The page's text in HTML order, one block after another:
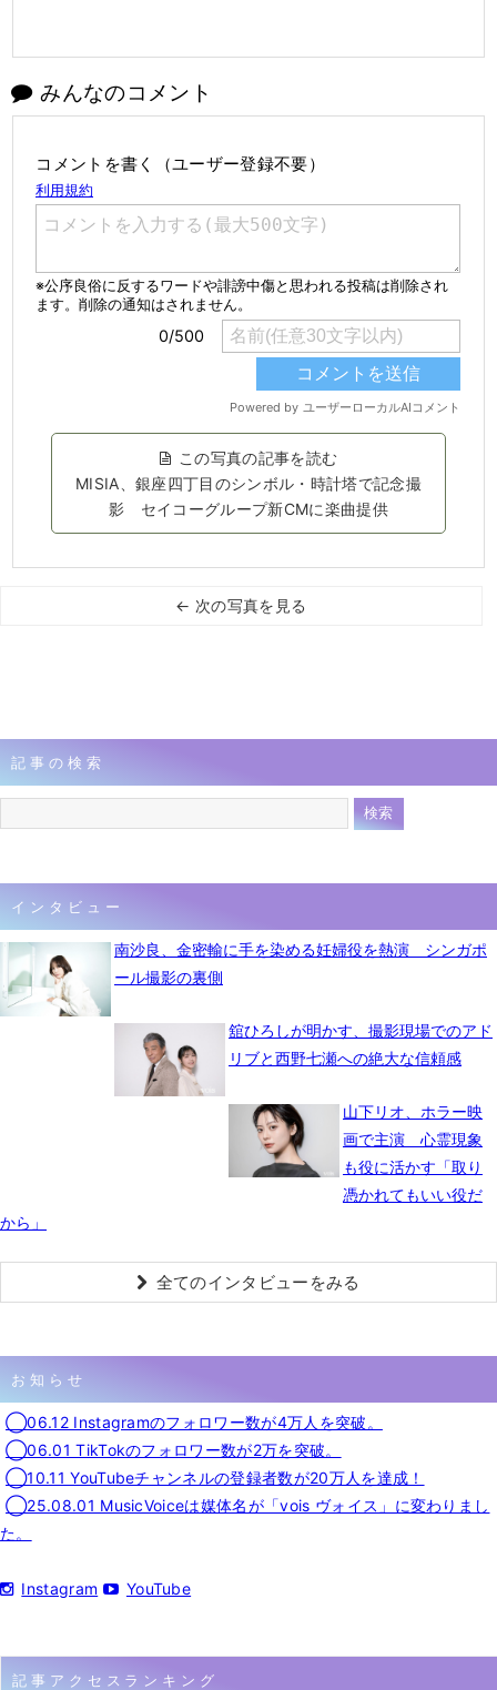
みんなのコメント
コメントを書く（ユーザー登録不要）
この写真の記事を読む
MISIA、銀座四丁目のシンボル・時計塔で記念撮
影 セイコーグループ新CMに楽曲提供
← 次の写真を見る
記事の検索
インタビュー
南沙良、金密輸に手を染める妊婦役を熱演 シンガポ
ール撮影の裏側
舘ひろしが明かす、撮影現場でのアド
リブと西野七瀬への絶大な信頼感
山下リオ、ホラー映
画で主演 心霊現象
も役に活かす「取り
憑かれてもいい役だ
から」
全てのインタビューをみる
お知らせ
◯06.12 Instagramのフォロワー数が4万人を突破。
◯06.01 TikTokのフォロワー数が2万を突破。
◯10.11 YouTubeチャンネルの登録者数が20万人を達成！
◯25.08.01 MusicVoiceは媒体名が「vois ヴォイス」に変わりまし
た。
Instagram YouTube
記事アクセスランキング